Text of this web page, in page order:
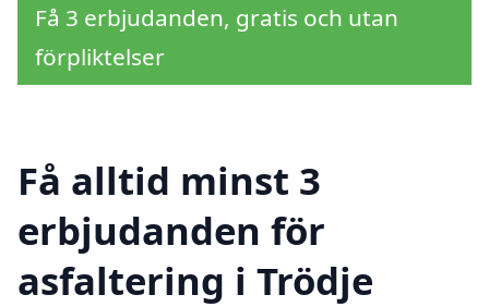
Få 3 erbjudanden, gratis och utan
förpliktelser
Få alltid minst 3
erbjudanden för
asfaltering i Trödje